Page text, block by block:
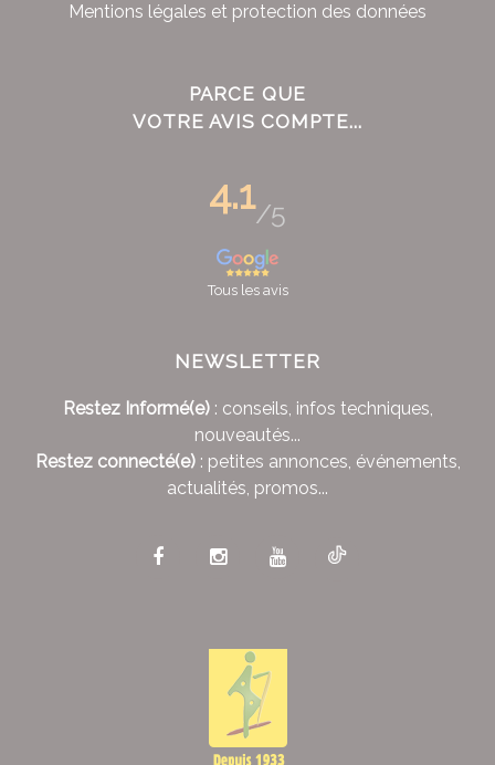
Mentions légales et protection des données
PARCE QUE
VOTRE AVIS COMPTE...
4.1/5
Tous les avis
NEWSLETTER
Restez Informé(e): conseils, infos techniques,
nouveautés...
Restez connecté(e): petites annonces, événements,
actualités, promos...